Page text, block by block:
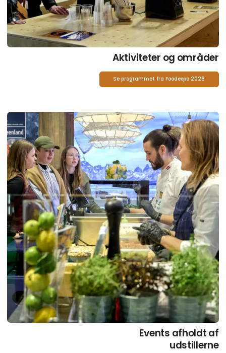
Aktiviteter og områder
Se programmet fra Foodexpo 2026
Events afholdt af
udstillerne